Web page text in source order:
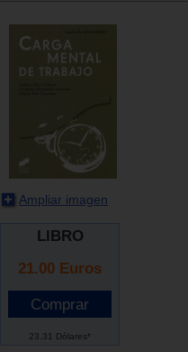
Ampliar imagen
LIBRO
21.00 Euros
23.31 Dólares*